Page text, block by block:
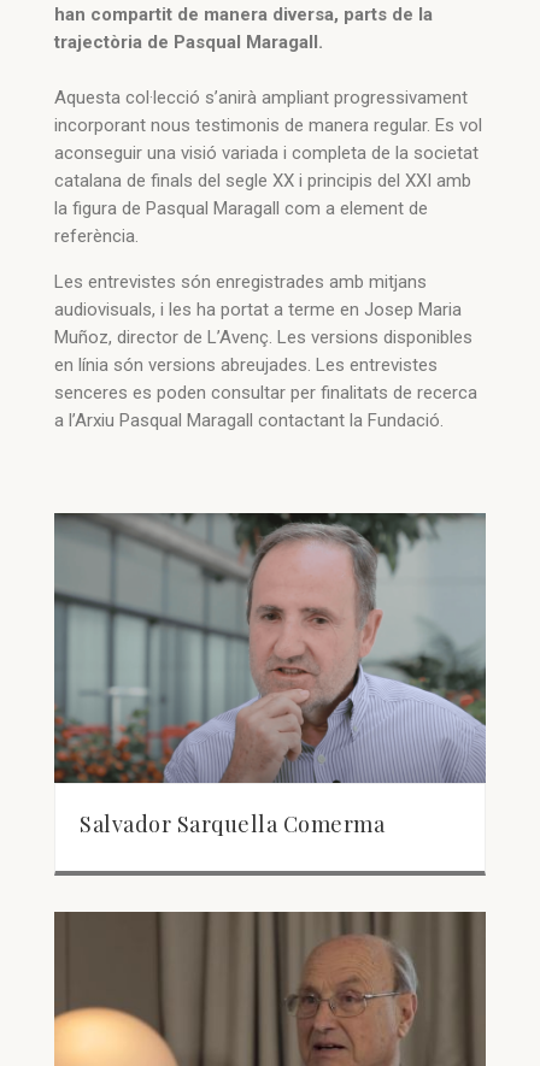
han compartit de manera diversa, parts de la
trajectòria de Pasqual Maragall.
Aquesta col·lecció s’anirà ampliant progressivament
incorporant nous testimonis de manera regular. Es vol
aconseguir una visió variada i completa de la societat
catalana de finals del segle XX i principis del XXI amb
la figura de Pasqual Maragall com a element de
referència.
Les entrevistes són enregistrades amb mitjans
audiovisuals, i les ha portat a terme en Josep Maria
Muñoz, director de L’Avenç. Les versions disponibles
en línia són versions abreujades. Les entrevistes
senceres es poden consultar per finalitats de recerca
a l’Arxiu Pasqual Maragall contactant la Fundació.
Salvador Sarquella Comerma